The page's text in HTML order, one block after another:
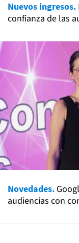
Nuevos ingresos.
confianza de las
Novedades.
audiencias con